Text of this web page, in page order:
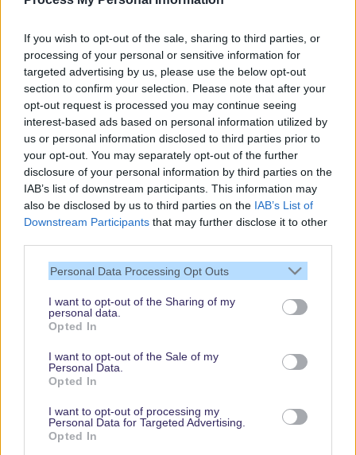
If you wish to opt-out of the sale, sharing to third parties, or
processing of your personal or sensitive information for
targeted advertising by us, please use the below opt-out
section to confirm your selection. Please note that after your
opt-out request is processed you may continue seeing
interest-based ads based on personal information utilized by
us or personal information disclosed to third parties prior to
your opt-out. You may separately opt-out of the further
disclosure of your personal information by third parties on the
IAB’s list of downstream participants. This information may
also be disclosed by us to third parties on the IAB’s List of
Downstream Participants that may further disclose it to other
Personal Data Processing Opt Outs
I want to opt-out of the Sharing of my
personal data.
Opted In
I want to opt-out of the Sale of my
Personal Data.
Opted In
I want to opt-out of processing my
Personal Data for Targeted Advertising.
Opted In
Vielen Dank,
dass Du unsere
Seite liest.
Schau regelmäßig
© dein-dlrp | Einige Elemente ©Disney. dein-dlrp ist ein Reiseführer für
Disneyland Paris & Walt Disney World und ist unabhängig von "The Walt
Disney Company", "EuroDisney S.C.A." oder deren Tochter- sowie
Partnerunternehmen.